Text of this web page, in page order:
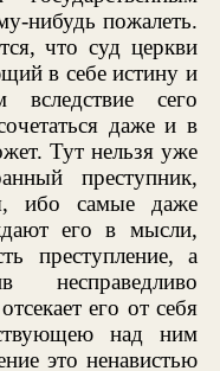
нибудь пожалеть.
что суд церкви
в себе истину и
сего
даже и в
Тут нельзя уже
преступник,
ибо самые даже
его в мысли,
преступление, а
несправедливо
его от себя
над ним
это ненавистью